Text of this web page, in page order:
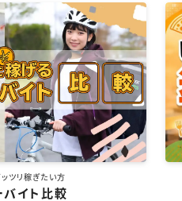
店店舗の取材記事
menu
ロケットナウ
ツリ稼ぎたい方
バイト比較